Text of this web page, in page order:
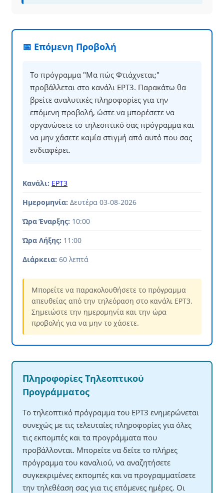
📅 Επόμενη Προβολή
Το πρόγραμμα "Μα πώς Φτιάχνεται;"
προβάλλεται στο κανάλι ΕΡΤ3. Παρακάτω θα
βρείτε αναλυτικές πληροφορίες για την
επόμενη προβολή, ώστε να μπορέσετε να
οργανώσετε το τηλεοπτικό σας πρόγραμμα και
να μην χάσετε καμία στιγμή από αυτό που σας
ενδιαφέρει.
Κανάλι: ΕΡΤ3
Ημερομηνία: Δευτέρα 03-08-2026
Ώρα Έναρξης: 10:00
Ώρα Λήξης: 11:00
Διάρκεια: 60 λεπτά
Μπορείτε να παρακολουθήσετε το πρόγραμμα
απευθείας από την τηλεόραση στο κανάλι ΕΡΤ3.
Σημειώστε την ημερομηνία και την ώρα
προβολής για να μην το χάσετε.
Πληροφορίες Τηλεοπτικού
Προγράμματος
Το τηλεοπτικό πρόγραμμα του ΕΡΤ3 ενημερώνεται
συνεχώς με τις τελευταίες πληροφορίες για όλες
τις εκπομπές και τα προγράμματα που
προβάλλονται. Μπορείτε να δείτε το πλήρες
πρόγραμμα του καναλιού, να αναζητήσετε
συγκεκριμένες εκπομπές και να προγραμματίσετε
την τηλεθέαση σας για τις επόμενες ημέρες. Οι